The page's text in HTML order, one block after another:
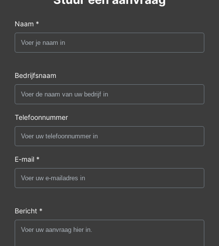
Naam *
Bedrijfsnaam
Telefoonnummer
E-mail *
Bericht *